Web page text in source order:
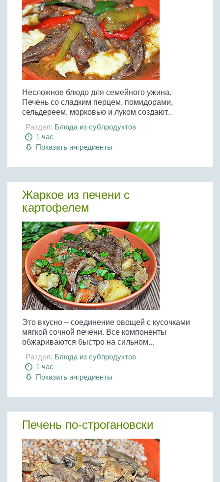
Несложное блюдо для семейного ужина.
Печень со сладким перцем, помидорами,
сельдереем, морковью и луком создают...
Раздел: Блюда из субпродуктов
1 час
Показать ингредиенты
Жаркое из печени с
картофелем
Это вкусно – соединение овощей с кусочками
мягкой сочной печени. Все компоненты
обжариваются быстро на сильном...
Раздел: Блюда из субпродуктов
1 час
Показать ингредиенты
Печень по-строгановски